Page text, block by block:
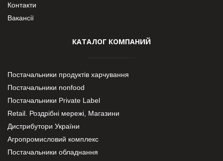
Контакти
Вакансії
КАТАЛОГ КОМПАНИЙ
Постачальники продуктів харчування
Постачальники nonfood
Постачальники Private Label
Retail. Роздрібні мережі, Магазини
Дистрибутори України
Агропромисловий комплекс
Постачальники обладнання